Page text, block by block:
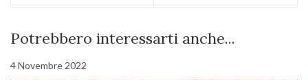
Potrebbero interessarti anche...
4 Novembre 2022